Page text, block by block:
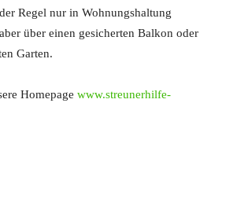
Regel nur in Wohnungshaltung
über einen gesicherten Balkon oder
Garten.
Homepage www.streunerhilfe-